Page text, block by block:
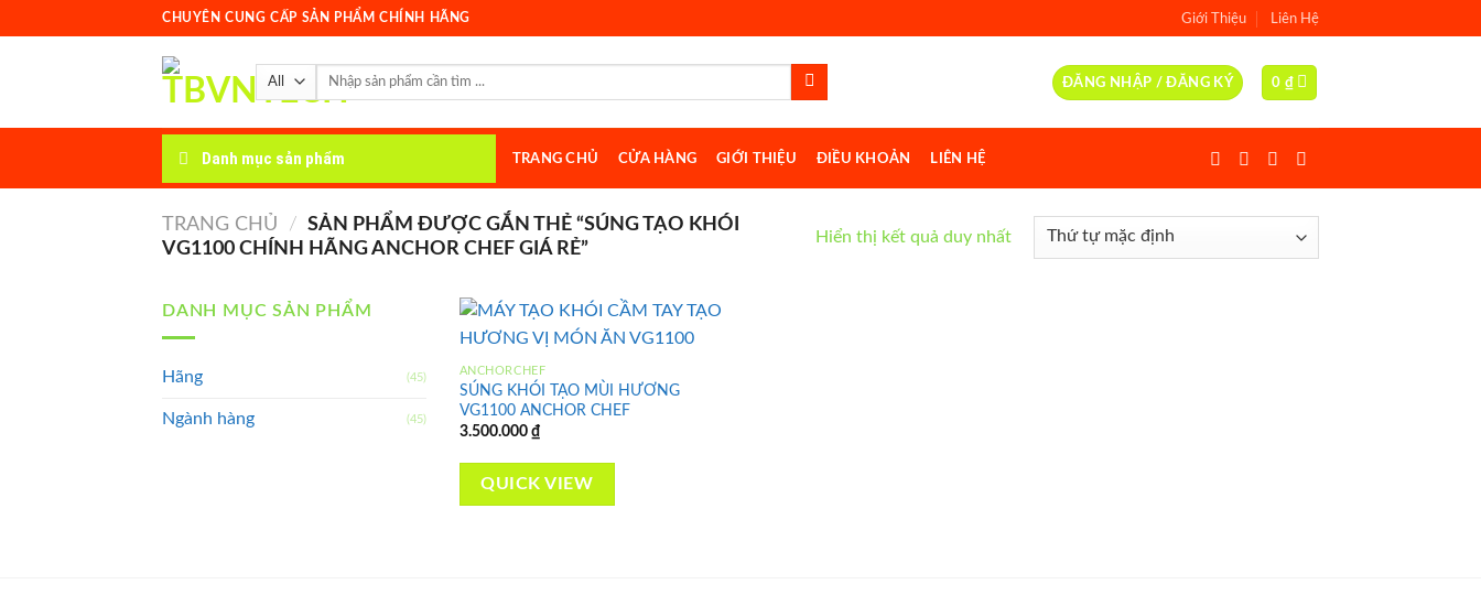
to
CHUYÊN CUNG CẤP SẢN PHẨM CHÍNH HÃNG Giới Thiệu Liên Hệ
Tìm
ĐĂNG NHẬP / ĐĂNG KÝ 0 ₫
Danh mục sản phẩm TRANG CHỦ CỬA HÀNG GIỚI THIỆU ĐIỀU KHOẢN LIÊN HỆ
TRANG CHỦ / SẢN PHẨM ĐƯỢC GẮN THẺ “SÚNG TẠO KHÓI
VG1100 CHÍNH HÃNG ANCHOR CHEF GIÁ RẺ”
Hiển thị kết quả duy nhất
DANH MỤC SẢN PHẨM
Hãng (45)
Ngành hàng (45)
ANCHORCHEF
SÚNG KHÓI TẠO MÙI HƯƠNG
VG1100 ANCHOR CHEF
3.500.000 ₫
QUICK VIEW